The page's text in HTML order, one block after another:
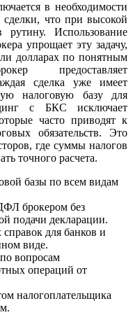
в необходимости
что при высокой
рутину. Использование
упрощает эту задачу,
долларах по понятным
предоставляет
сделка уже имеет
налоговую базу для
с БКС исключает
часто приводят к
обязательств. Это
где суммы налогов
точного расчета.
базы по всем видам
брокером без
подачи декларации.
для банков и
виде.
вопросам
операций от
налогоплательщика